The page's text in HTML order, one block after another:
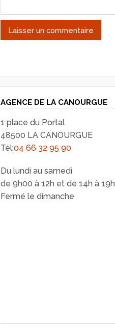
AGENCE DE LA CANOURGUE
1 place du Portal
48500 LA CANOURGUE
Tél:04 66 32 95 90
Du lundi au samedi
de 9h00 à 12h et de 14h à 19h
Fermé le dimanche